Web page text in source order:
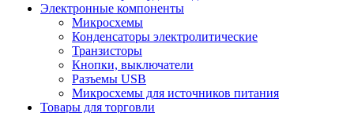
Электронные компоненты
Микросхемы
Конденсаторы электролитические
Транзисторы
Кнопки, выключатели
Разъемы USB
Микросхемы для источников питания
Товары для торговли